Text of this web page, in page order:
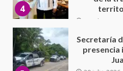
5 20 julio 2026
Sanciona
de
animal